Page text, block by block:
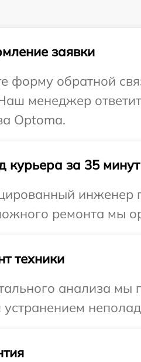
заявки
форму обратной
менеджер
Optoma.
курьера за 35 минут
инженер
ремонта мы
техники
анализа мы
устранением